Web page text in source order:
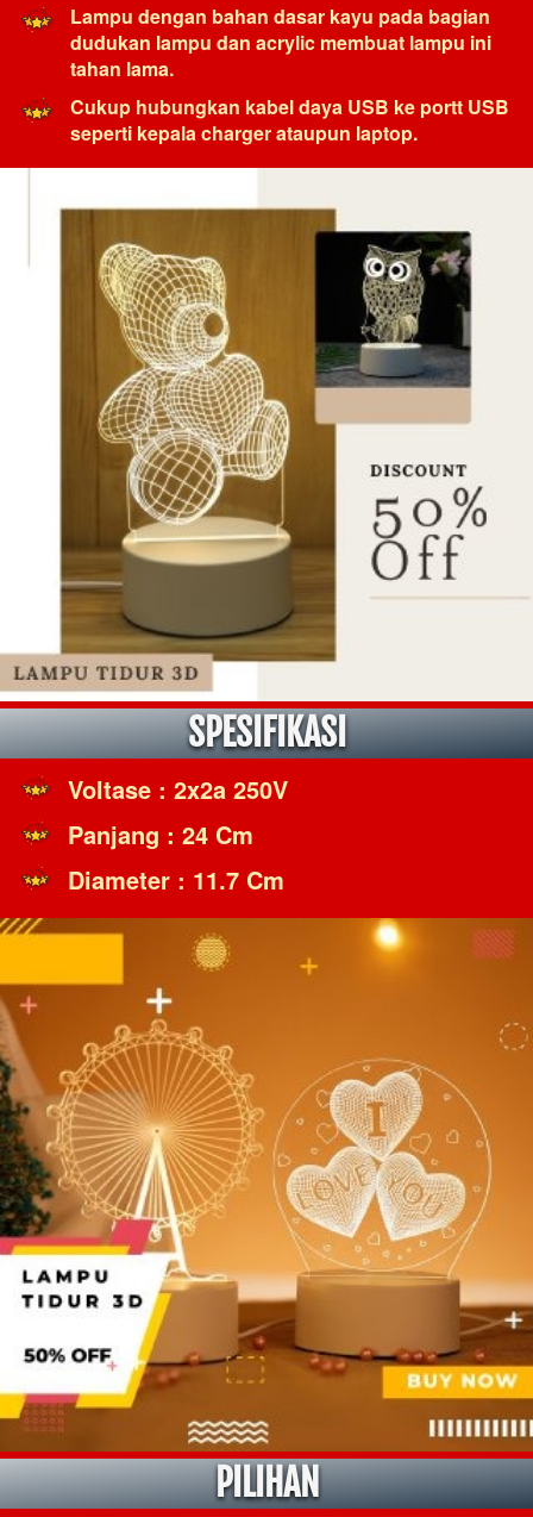
Lampu dengan bahan dasar kayu pada bagian
dudukan lampu dan acrylic membuat lampu ini
tahan lama.
Cukup hubungkan kabel daya USB ke portt USB
seperti kepala charger ataupun laptop.
SPESIFIKASI
Voltase : 2x2a 250V
Panjang : 24 Cm
Diameter : 11.7 Cm
PILIHAN